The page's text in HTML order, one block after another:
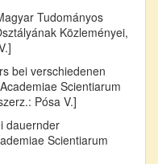
Tudományos
Közleményei,
bei verschiedenen
Scientiarum
Pósa V.]
dauernder
Scientiarum